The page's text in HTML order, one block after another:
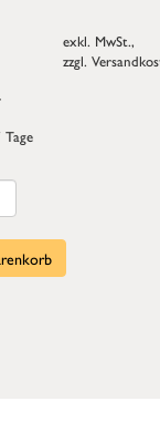
exkl. MwSt.,
zzgl.